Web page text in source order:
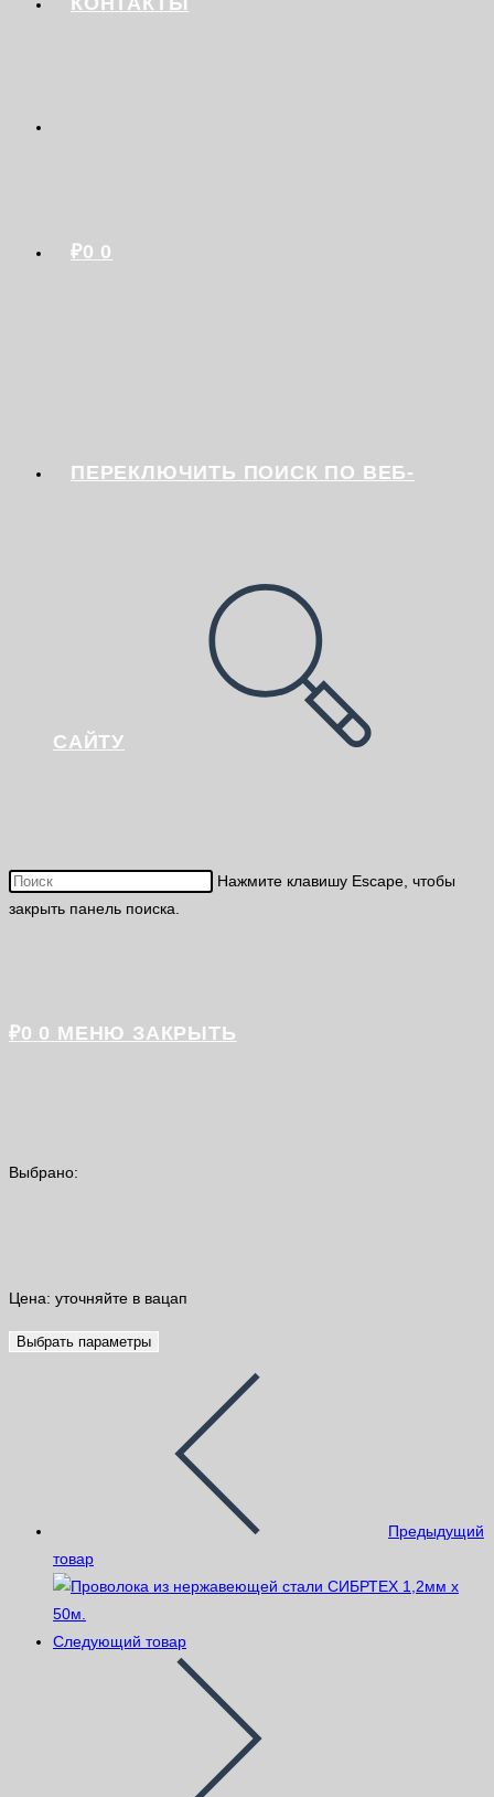
₽0 0
ПЕРЕКЛЮЧИТЬ ПОИСК ПО ВЕБ-
САЙТУ
Нажмите клавишу Escape, чтобы
закрыть панель поиска.
₽0 0 МЕНЮ ЗАКРЫТЬ
Выбрано:
Цена: уточняйте в вацап
Выбрать параметры
Предыдущий
товар
Следующий товар